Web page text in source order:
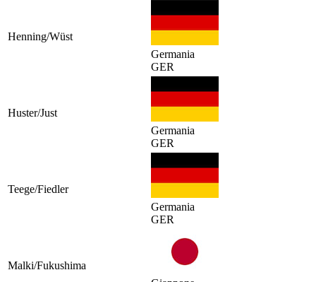
Henning/Wüst
Germania
GER
Huster/Just
Germania
GER
Teege/Fiedler
Germania
GER
Malki/Fukushima